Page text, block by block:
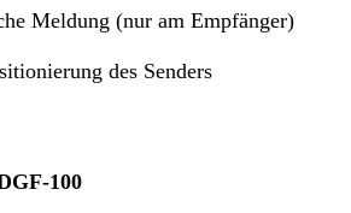
Meldung (nur am Empfänger)
des Senders
100